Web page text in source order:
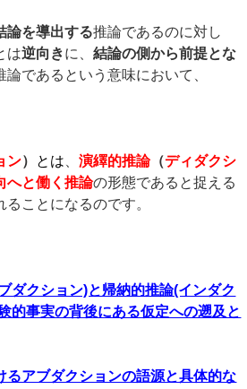
論を導出する推論であるのに対し
は逆向きに、結論の側から前提とな
論であるという意味において、
ン） とは 、演繹的推論（ディダクシ
へと働く推論の形態であると捉える
ことになるのです。
ダクション)と帰納的推論(インダク
的事実の背後にある仮定への遡及と
るアブダクションの語源と具体的な